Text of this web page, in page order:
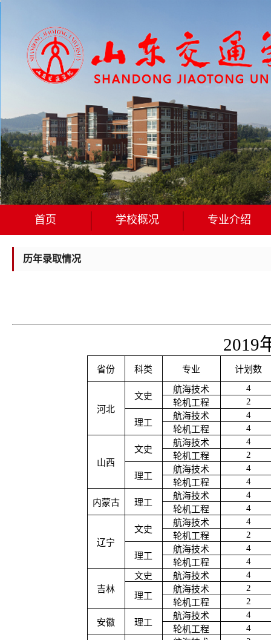
首页 学校概况 专业介绍
历年录取情况
2019
省份 科类 专业 计划数
河北
文史
航海技术
4
轮机工程
2
理工
航海技术
4
轮机工程
4
山西
文史
航海技术
4
轮机工程
2
理工
航海技术
4
轮机工程
4
内蒙古 理工
航海技术
4
轮机工程
4
辽宁
文史
航海技术
4
轮机工程
2
理工
航海技术
4
轮机工程
4
吉林
文史 航海技术 4
理工
航海技术
2
轮机工程
2
安徽 理工
航海技术
4
轮机工程
4